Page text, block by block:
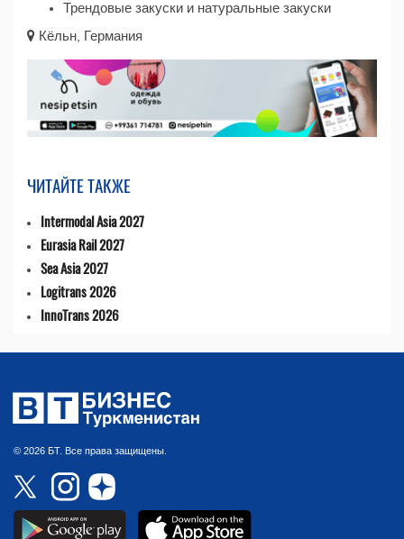
Трендовые закуски и натуральные закуски
Кёльн, Германия
ЧИТАЙТЕ ТАКЖЕ
Intermodal Asia 2027
Eurasia Rail 2027
Sea Asia 2027
Logitrans 2026
InnoTrans 2026
© 2026 БТ. Все права защищены.